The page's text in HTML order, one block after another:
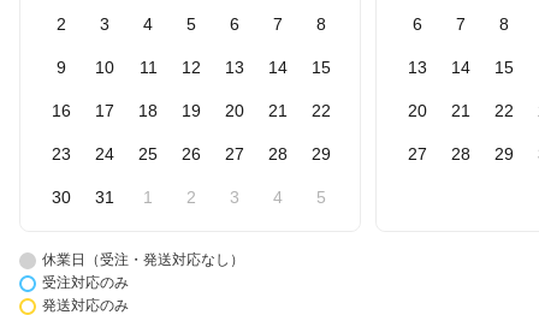
2 3 4 5 6 7 8
9 10 11 12 13 14 15
16 17 18 19 20 21 22
23 24 25 26 27 28 29
30 31 1 2 3 4 5
6 7 8
13 14 15
20 21 22
27 28 29
休業日（受注・発送対応なし）
受注対応のみ
発送対応のみ